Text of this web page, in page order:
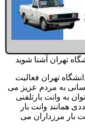
تهران آشنا شوید
تهران فعالیت
به مردم عزیز می
به وانت بارتلفنی
همانند وانت بار
بار مرزداران می